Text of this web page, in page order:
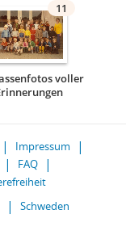
11
voller
Impressum
FAQ
Schweden